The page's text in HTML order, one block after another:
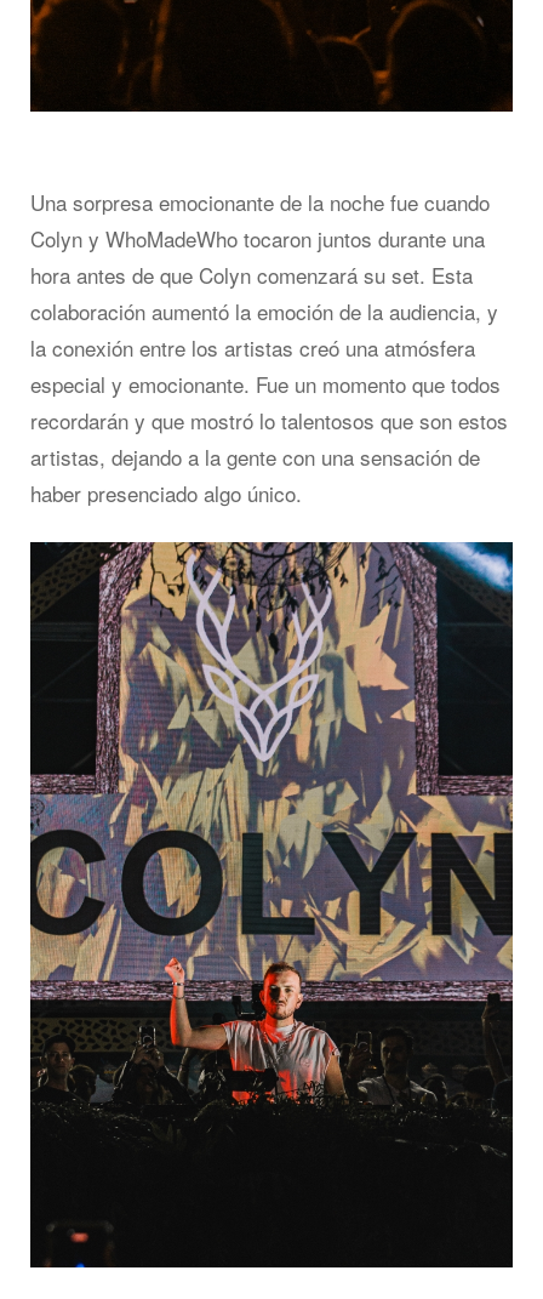
Una sorpresa emocionante de la noche fue cuando
Colyn y WhoMadeWho tocaron juntos durante una
hora antes de que Colyn comenzará su set. Esta
colaboración aumentó la emoción de la audiencia, y
la conexión entre los artistas creó una atmósfera
especial y emocionante. Fue un momento que todos
recordarán y que mostró lo talentosos que son estos
artistas, dejando a la gente con una sensación de
haber presenciado algo único.